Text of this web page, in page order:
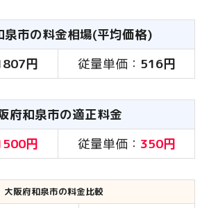
泉市の料金相場(平均価格)
円 従量単価： 516円
府和泉市の適正料金
円 従量単価： 350円
大阪府和泉市の料金比較